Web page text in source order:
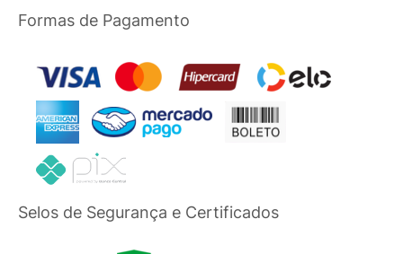
Formas de Pagamento
Selos de Segurança e Certificados